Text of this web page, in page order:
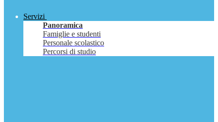
Servizi
Panoramica
Famiglie e studenti
Personale scolastico
Percorsi di studio